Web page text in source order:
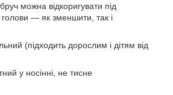
можна відкоригувати під
голови — як зменшити, так і
(підходить дорослим і дітям від
у носінні, не тисне